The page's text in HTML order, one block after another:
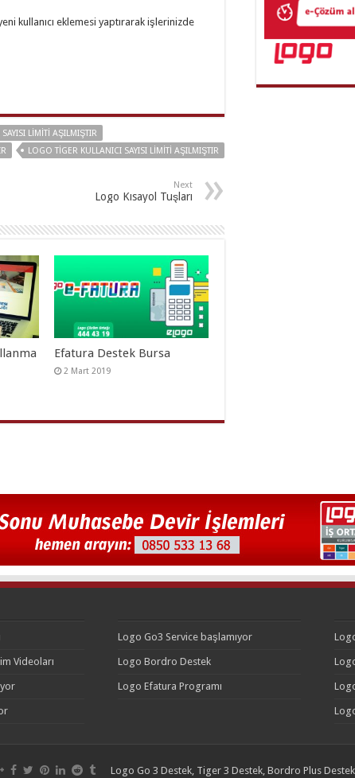
kullanıcı eklemesi yaptırarak işlerinizde
LIMITI AŞILMIŞTIR
LOGO TIGER KULLANICI SAYISI LIMITI AŞILMIŞTIR
Next
Logo Kısayol Tuşları
Efatura Destek Bursa
2 Mart 2019
Videoları
Logo Go3 Service başlamıyor
Logo Bordro Destek
Logo Efatura Programı
Logo Go 3 Destek, Tiger 3 Destek, Bordro Plus